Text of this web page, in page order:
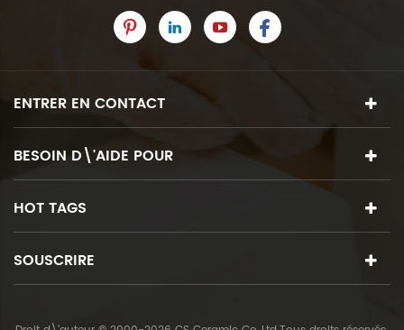
ENTRER EN CONTACT
BESOIN D\'AIDE POUR
HOT TAGS
SOUSCRIRE